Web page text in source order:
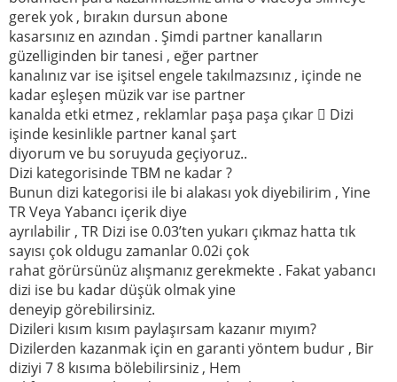
gerek yok , bırakın dursun abone
kasarsınız en azından . Şimdi partner kanalların
güzelliginden bir tanesi , eğer partner
kanalınız var ise işitsel engele takılmazsınız , içinde ne
kadar eşleşen müzik var ise partner
kanalda etki etmez , reklamlar paşa paşa çıkar  Dizi
işinde kesinlikle partner kanal şart
diyorum ve bu soruyuda geçiyoruz..
Dizi kategorisinde TBM ne kadar ?
Bunun dizi kategorisi ile bi alakası yok diyebilirim , Yine
TR Veya Yabancı içerik diye
ayrılabilir , TR Dizi ise 0.03’ten yukarı çıkmaz hatta tık
sayısı çok oldugu zamanlar 0.02i çok
rahat görürsünüz alışmanız gerekmekte . Fakat yabancı
dizi ise bu kadar düşük olmak yine
deneyip görebilirsiniz.
Dizileri kısım kısım paylaşırsam kazanır mıyım?
Dizilerden kazanmak için en garanti yöntem budur , Bir
diziyi 7 8 kısıma bölebilirsiniz , Hem